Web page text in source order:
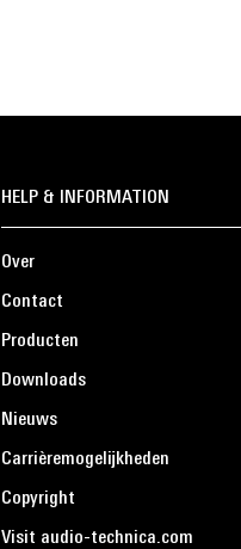
HELP & INFORMATION
Over
Contact
Producten
Downloads
Nieuws
Carrièremogelijkheden
Copyright
Visit audio-technica.com